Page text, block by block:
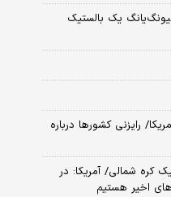
یک بالستیک
رایزنی کشورها درباره
کره شمالی/ آمریکا: در
اخیر هستیم